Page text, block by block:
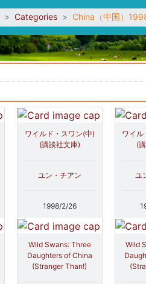
Categories China（中国）
ワイルド・スワン(中)
(講談社文庫)
ユン・チアン
1998/2/26
Wild Swans: Three
Daughters of China
(Stranger Than!)
ワイル
(
ユ
Wild